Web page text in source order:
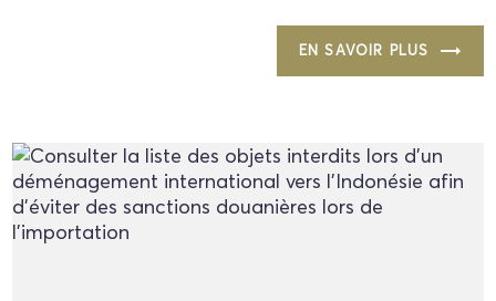
EN SAVOIR PLUS